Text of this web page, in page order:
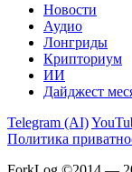
Новости
Аудио
Лонгриды
Крипториум
ИИ
Дайджест
Telegram (AI)
Политика